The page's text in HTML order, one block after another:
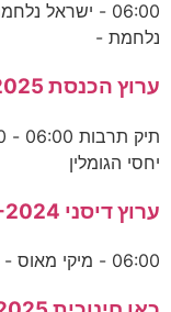
נלחמת -
ערוץ הכנסת 28-03-2025
יחסי הגומלין
ערוץ דיסני 15-09-2024
06:00 - מיקי מאוס - כייף של בית ע.2 - פרק 34 06:25